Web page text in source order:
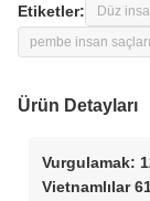
Etiketler: Düz
pembe insan
Ürün Detayları
Vurgulamak:
Vietnamlılar